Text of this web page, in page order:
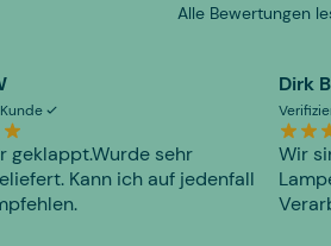
Alle Bewertungen
geklappt.Wurde sehr
Kann ich auf jedenfall
Dirk B
Wir